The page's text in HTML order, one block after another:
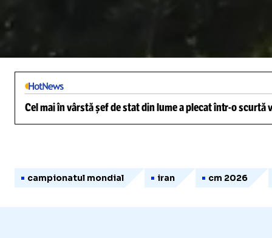
Cel mai în vârstă șef de stat din lume a plecat într-o scurtă
campionatul mondial iran cm 2026